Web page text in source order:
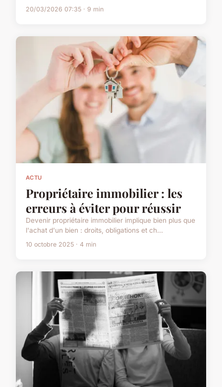
20/03/2026 07:35 · 9 min
ACTU
Propriétaire immobilier : les
erreurs à éviter pour réussir
Devenir propriétaire immobilier implique bien plus que
l'achat d'un bien : droits, obligations et ch...
10 octobre 2025 · 4 min